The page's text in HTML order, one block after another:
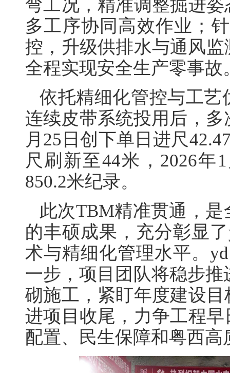
弯工况，精准调整掘进
多工序协同高效作业；
控，升级供排水与通风
全程实现安全生产零事故
依托精细化管控与工
连续皮带系统投用后，
月25日创下单日进尺
尺刷新至44米，2026年
850.2米纪录。
此次TBM精准贯通，
的丰硕成果，充分彰显
术与精细化管理水平。
一步，项目团队将稳步
砌施工，紧盯年度建设
进项目收尾，力争工程
配置、民生保障和粤西